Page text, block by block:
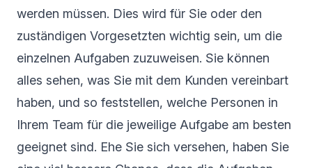
werden müssen. Dies wird für Sie oder den
zuständigen Vorgesetzten wichtig sein, um die
einzelnen Aufgaben zuzuweisen. Sie können
alles sehen, was Sie mit dem Kunden vereinbart
haben, und so feststellen, welche Personen in
Ihrem Team für die jeweilige Aufgabe am besten
geeignet sind. Ehe Sie sich versehen, haben Sie